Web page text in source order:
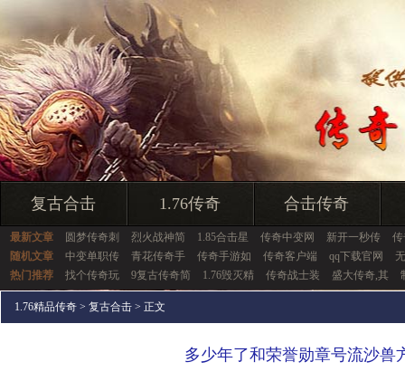
复古合击 1.76传奇 合击传奇
最新文章 圆梦传奇刺 烈火战神简 1.85合击星 传奇中变网 新开一秒传
随机文章
中变单职传 青花传奇手 传奇手游如 传奇客户端 qq下载官网
热门推荐
找个传奇玩 9复古传奇简 1.76毁灭精 传奇战士装 盛大传奇,其
1.76精品传奇 > 复古合击 > 正文
多少年了和荣誉勋章号流沙兽